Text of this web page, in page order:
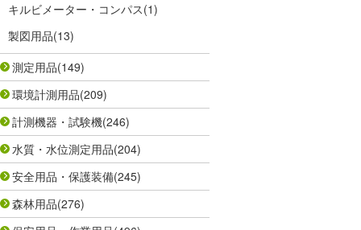
キルビメーター・コンパス(1)
製図用品(13)
測定用品(149)
環境計測用品(209)
計測機器・試験機(246)
水質・水位測定用品(204)
安全用品・保護装備(245)
森林用品(276)